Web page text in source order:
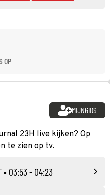
OP
MIJNGIDS
23H live kijken? Op
te zien op tv.
• 03:53 - 04:23